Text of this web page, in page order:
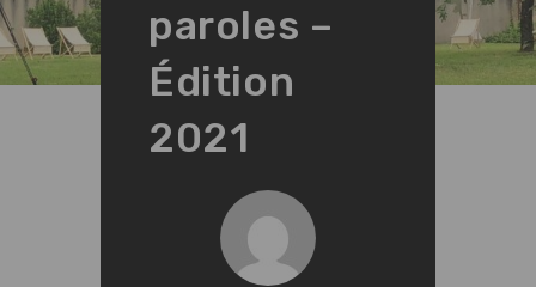
paroles –
Édition
2021